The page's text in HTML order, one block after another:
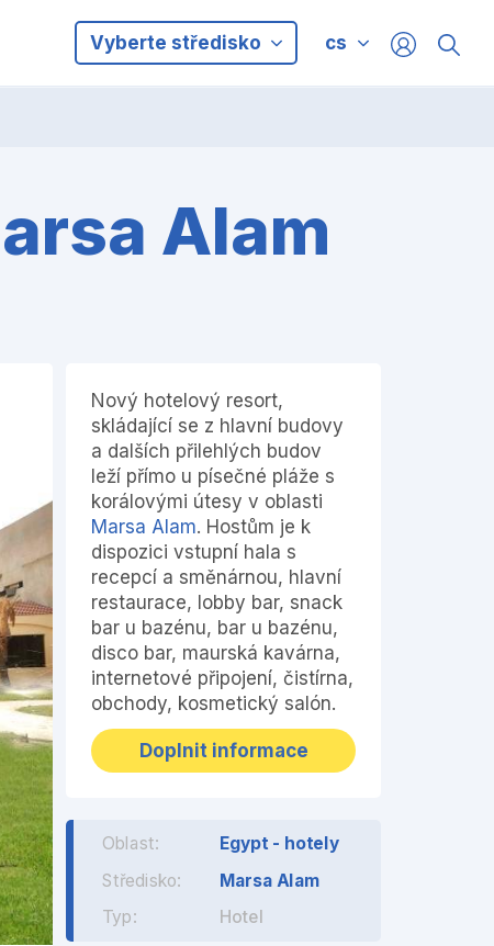
Vyberte středisko cs
Alam
Nový hotelový resort,
skládající se z hlavní budovy
a dalších přilehlých budov
leží přímo u písečné pláže s
korálovými útesy v oblasti
Marsa Alam. Hostům je k
dispozici vstupní hala s
recepcí a směnárnou, hlavní
restaurace, lobby bar, snack
bar u bazénu, bar u bazénu,
disco bar, maurská kavárna,
internetové připojení, čistírna,
obchody, kosmetický salón.
Doplnit informace
Oblast: Egypt - hotely
Středisko:
Marsa Alam
Typ:
Hotel